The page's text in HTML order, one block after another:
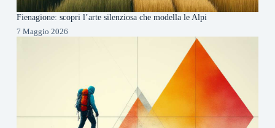
Fienagione: scopri l’arte silenziosa che modella le Alpi
7 Maggio 2026